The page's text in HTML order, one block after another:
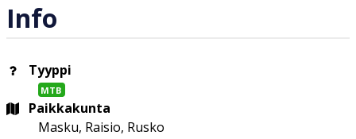
Info
Tyyppi
MTB
Paikkakunta
Masku, Raisio, Rusko